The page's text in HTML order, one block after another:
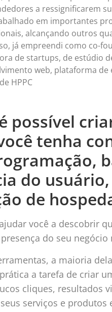
a ressignificarem
em importantes
alcançando outros
já empreendi como co-
de startups, de estúdio
web, plataforma de
HPPC
possível
tenha
do
de
você a descobrir
do seu
a maioria
a tarefa de criar
cliques, resultados
serviços e